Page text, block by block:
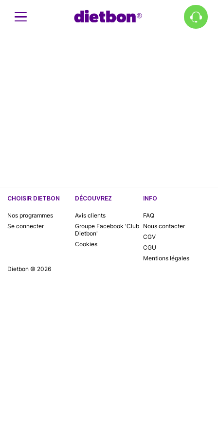
CHOISIR DIETBON
Nos programmes
Se connecter
DÉCOUVREZ
Avis clients
Groupe Facebook 'Club
Dietbon'
Cookies
INFO
FAQ
Nous contacter
CGV
CGU
Mentions légales
Dietbon © 2026